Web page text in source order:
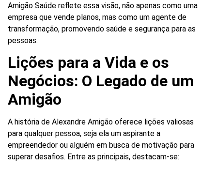
Amigão Saúde reflete essa visão, não apenas como uma
empresa que vende planos, mas como um agente de
transformação, promovendo saúde e segurança para as
pessoas.
Lições para a Vida e os
Negócios: O Legado de um
Amigão
A história de Alexandre Amigão oferece lições valiosas
para qualquer pessoa, seja ela um aspirante a
empreendedor ou alguém em busca de motivação para
superar desafios. Entre as principais, destacam-se: